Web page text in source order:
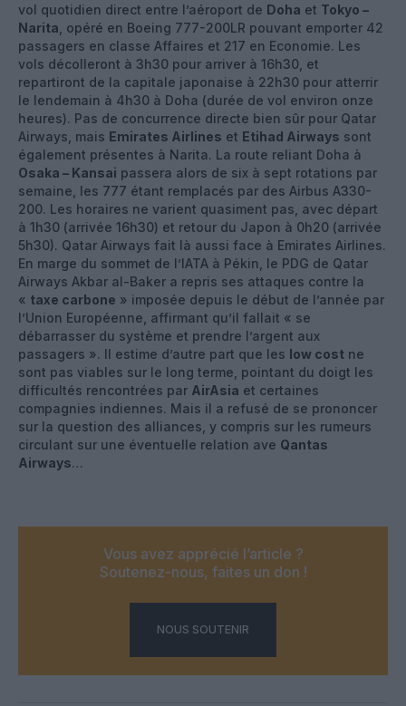
vol quotidien direct entre l’aéroport de Doha et Tokyo –
Narita , opéré en Boeing 777-200LR pouvant emporter 42
passagers en classe Affaires et 217 en Economie. Les
vols décolleront à 3h30 pour arriver à 16h30, et
repartiront de la capitale japonaise à 22h30 pour atterrir
le lendemain à 4h30 à Doha (durée de vol environ onze
heures). Pas de concurrence directe bien sûr pour Qatar
Airways, mais Emirates Airlines et Etihad Airways sont
également présentes à Narita. La route reliant Doha à
Osaka – Kansai passera alors de six à sept rotations par
semaine, les 777 étant remplacés par des Airbus A330-
200. Les horaires ne varient quasiment pas, avec départ
à 1h30 (arrivée 16h30) et retour du Japon à 0h20 (arrivée
5h30). Qatar Airways fait là aussi face à Emirates Airlines.
En marge du sommet de l’IATA à Pékin, le PDG de Qatar
Airways Akbar al-Baker a repris ses attaques contre la
« taxe carbone » imposée depuis le début de l’année par
l’Union Européenne, affirmant qu’il fallait « se
débarrasser du système et prendre l’argent aux
passagers ». Il estime d’autre part que les low cost ne
sont pas viables sur le long terme, pointant du doigt les
difficultés rencontrées par AirAsia et certaines
compagnies indiennes. Mais il a refusé de se prononcer
sur la question des alliances, y compris sur les rumeurs
circulant sur une éventuelle relation ave Qantas
Airways…
Vous avez apprécié l’article ?
Soutenez-nous, faites un don !
NOUS SOUTENIR